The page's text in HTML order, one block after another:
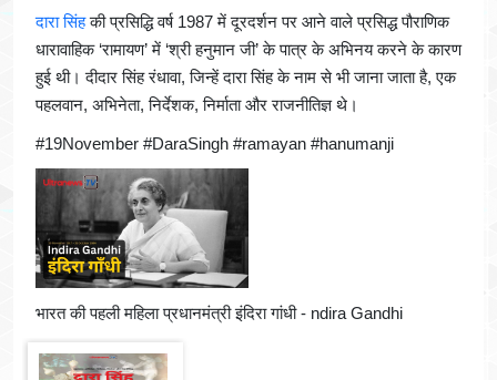
दारा सिंहकी प्रसिद्धि वर्ष 1987 में दूरदर्शन पर आने वाले प्रसिद्ध पौराणिक
धारावाहिक ‘रामायण’ में ‘श्री हनुमान जी’ के पात्र के अभिनय करने के कारण
हुई थी। दीदार सिंह रंधावा, जिन्हें दारा सिंह के नाम से भी जाना जाता है, एक
पहलवान, अभिनेता, निर्देशक, निर्माता और राजनीतिज्ञ थे।
#19November #DaraSingh #ramayan #hanumanji
भारत की पहली महिला प्रधानमंत्री इंदिरा गांधी - ndira Gandhi